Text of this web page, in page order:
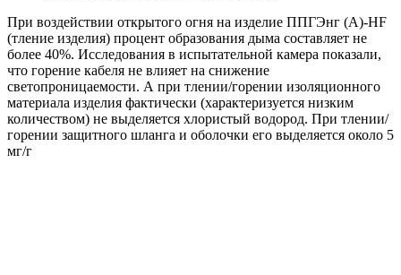
При воздействии открытого огня на изделие ППГЭнг (А)-HF
(тление изделия) процент образования дыма составляет не
более 40%. Исследования в испытательной камера показали,
что горение кабеля не влияет на снижение
светопроницаемости. А при тлении/горении изоляционного
материала изделия фактически (характеризуется низким
количеством) не выделяется хлористый водород. При тлении/
горении защитного шланга и оболочки его выделяется около 5
мг/г